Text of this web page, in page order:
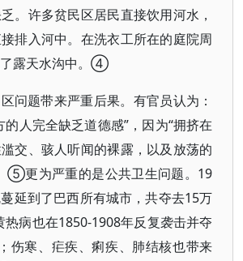
。许多贫民区居民直接饮用河水，
排入河中。在洗衣工所在的庭院周
了露天水沟中。④
问题带来严重后果。有官员认为：
的人完全缺乏道德感”，因为“拥挤在
交、骇人听闻的裸露，以及放荡的
⑤更为严重的是公共卫生问题。19
延到了巴西所有城市，共夺去15万
病也在1850-1908年反复袭击并夺
伤寒、疟疾、痢疾、肺结核也带来